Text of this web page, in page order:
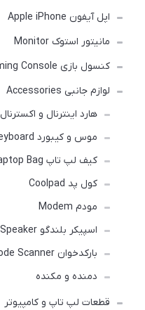
اپل آیفون Apple iPhone
مانیتور استوک Monitor
کنسول بازی Gaming Console
لوازم جانبی Accessories
هارد اینترنال و اکسترنال Internal and External HDD
موس و کیبورد Mouse and Keyboard
کیف لپ تاپ Laptop Bag
کول پد Coolpad
مودم Modem
اسپیکر بلندگو Speaker
بارکدخوان Barcode Scanner
دمنده و مکنده
قطعات لپ تاپ و کامپیوتر